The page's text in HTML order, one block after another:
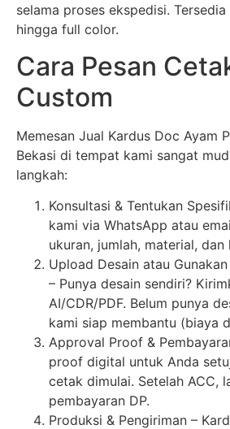
selama proses ekspedisi.
hingga full color.
Cara Pesan
Custom
Memesan Jual Kardus Doc Ayam
Bekasi di tempat kami sangat
langkah:
Konsultasi & Tentukan
kami via WhatsApp atau
ukuran, jumlah, material, dan
Upload Desain atau
– Punya desain sendiri?
AI/CDR/PDF. Belum punya
kami siap membantu (biaya
Approval Proof &
proof digital untuk Anda
cetak dimulai. Setelah ACC,
pembayaran DP.
Produksi & Pengiriman –